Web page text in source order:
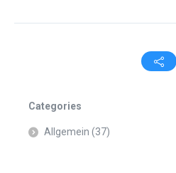
Categories
Allgemein (37)